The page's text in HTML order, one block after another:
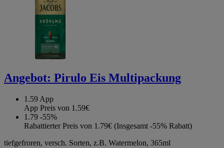
Angebot: Pirulo Eis Multipackung
1.59 App
App Preis von 1.59€
1.79 -55%
Rabattierter Preis von 1.79€ (Insgesamt -55% Rabatt)
tiefgefroren, versch. Sorten, z.B. Watermelon, 365ml